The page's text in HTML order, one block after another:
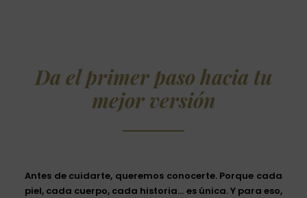
Da el primer paso hacia tu
mejor versión
Antes de cuidarte, queremos conocerte. Porque cada
piel, cada cuerpo, cada historia… es única. Y para eso,